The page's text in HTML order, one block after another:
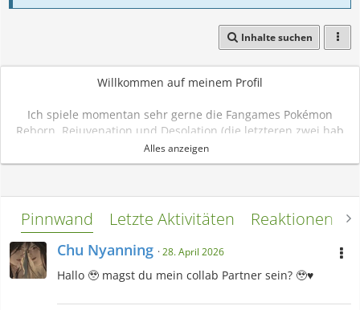
Inhalte suchen
Willkommen auf meinem Profil
Ich spiele momentan sehr gerne die Fangames Pokémon
Reborn, Rejuvenation und Desolation (die letzteren zwei hab
ich bis zur aktuellsten Version durch. Reborn (leider - ich
werde es vermissen) mittlerweile beendet und das ist auch
aktuellsten Stand aus:
Pokémon Reborn
Alles anzeigen
Pinnwand Letzte Aktivitäten Reaktionen
Chu Nyanning 28. April 2026
Hallo 🥹 magst du mein collab Partner sein? 🥹♥️